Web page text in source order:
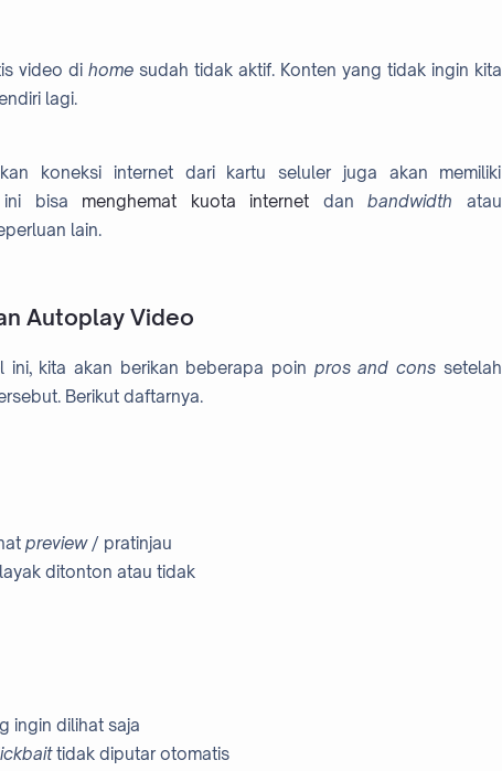
video di homesudah tidak aktif. Konten yang tidak ingin kita
lagi.
koneksi internet dari kartu seluler juga akan memiliki
ini bisa menghemat kuota internet dan bandwidth atau
lain.
Autoplay Video
ini, kita akan berikan beberapa poin pros and conssetelah
Berikut daftarnya.
preview/ pratinjau
ditonton atau tidak
ingin dilihat saja
tidak diputar otomatis